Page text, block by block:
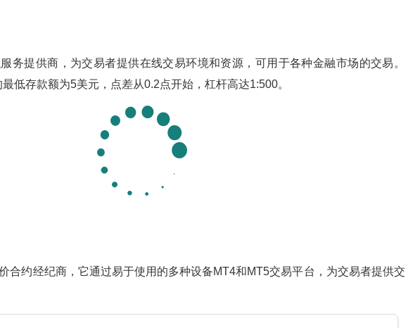
务提供商，为交易者提供在线交易环境和资源，可用于各种金融市场的交易。
低存款额为5美元，点差从0.2点开始，杠杆高达1:500。
合约经纪商，它通过易于使用的多种设备MT4和MT5交易平台，为交易者提供交